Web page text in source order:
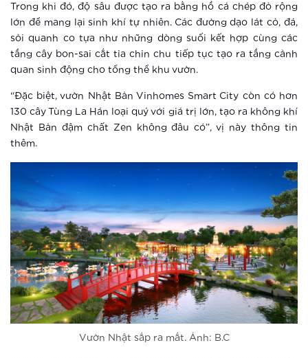
Trong khi đó, độ sâu được tạo ra bằng hồ cá chép đỏ rộng
lớn để mang lại sinh khí tự nhiên. Các đường dạo lát cỏ, đá,
sỏi quanh co tựa như những dòng suối kết hợp cùng các
tầng cây bon-sai cắt tỉa chỉn chu tiếp tục tạo ra tầng cảnh
quan sinh động cho tổng thể khu vườn.
“Đặc biệt, vườn Nhật Bản Vinhomes Smart City còn có hơn
130 cây Tùng La Hán loại quý với giá trị lớn, tạo ra không khí
Nhật Bản đậm chất Zen không đâu có”, vị này thông tin
thêm.
Vườn Nhật sắp ra mắt. Ảnh: B.C
Khám phá điểm “check in” mới cực
chất tại Hà Nội
Xem thêm
Vinhomes Smart City ra mắt phân khu
The Sapphire 3
Vinhomes tái hiện không gian Á Đông
tại khu vườn Nhật phía Tây Hà Nội
Xem thêm
Thông báo thay đổi tiện ích cảnh
quan
Xem thêm
Một ngày có thể dài 26 tiếng ở